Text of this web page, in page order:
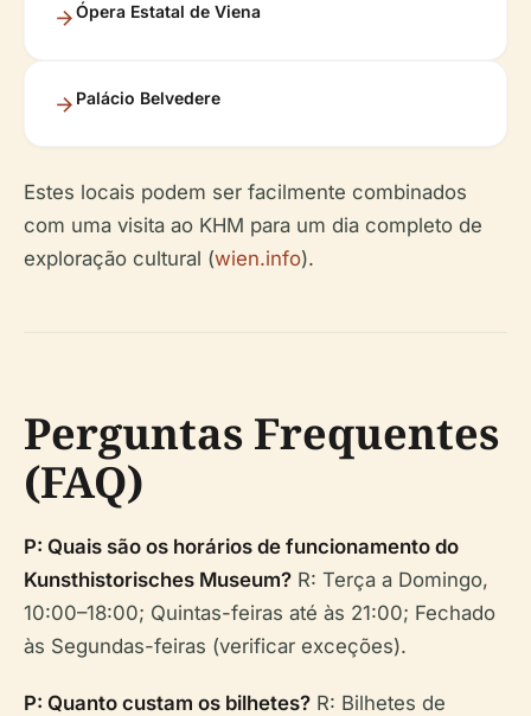
Ópera Estatal de Viena
Palácio Belvedere
Estes locais podem ser facilmente combinados
com uma visita ao KHM para um dia completo de
exploração cultural (wien.info).
Perguntas Frequentes
(FAQ)
P: Quais são os horários de funcionamento do
Kunsthistorisches Museum? R: Terça a Domingo,
10:00–18:00; Quintas-feiras até às 21:00; Fechado
às Segundas-feiras (verificar exceções).
P: Quanto custam os bilhetes? R: Bilhetes de